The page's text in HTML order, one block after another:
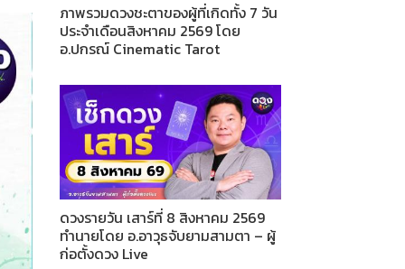
ภาพรวมดวงชะตาของผู้ที่เกิดทั้ง 7 วัน
ประจำเดือนสิงหาคม 2569 โดย
อ.ปกรณ์ Cinematic Tarot
ดวงรายวัน เสาร์ที่ 8 สิงหาคม 2569
ทำนายโดย อ.อาวุธจับยามสามตา – ผู้
ก่อตั้งดวง Live